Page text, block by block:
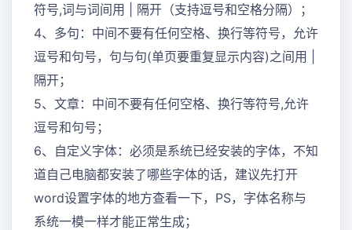
符号,词与词间用 | 隔开（支持逗号和空格分隔）；
4、多句：中间不要有任何空格、换行等符号，允许
逗号和句号，句与句(单页要重复显示内容)之间用 |
隔开；
5、文章：中间不要有任何空格、换行等符号,允许
逗号和句号；
6、自定义字体：必须是系统已经安装的字体，不知
道自己电脑都安装了哪些字体的话，建议先打开
word设置字体的地方查看一下，PS，字体名称与
系统一模一样才能正常生成；